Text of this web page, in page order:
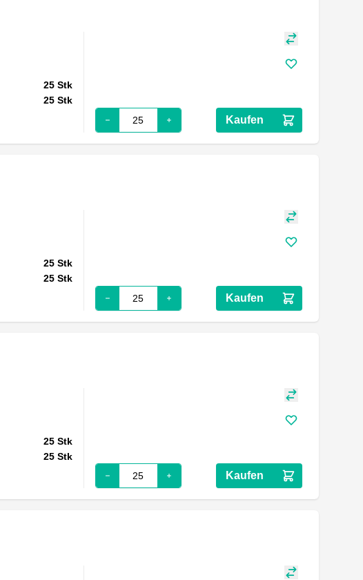
25 Stk
25 Stk
Kaufen
25 Stk
25 Stk
Kaufen
25 Stk
25 Stk
Kaufen